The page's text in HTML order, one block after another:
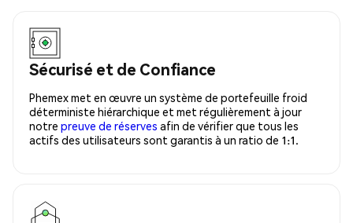
Sécurisé et de Confiance
Phemex met en œuvre un système de portefeuille froid
déterministe hiérarchique et met régulièrement à jour
notre preuve de réserves afin de vérifier que tous les
actifs des utilisateurs sont garantis à un ratio de 1:1.